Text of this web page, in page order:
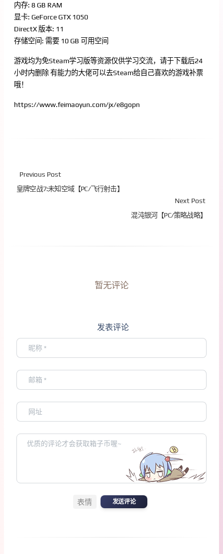
内存: 8 GB RAM
显卡: GeForce GTX 1050
DirectX 版本: 11
存储空间: 需要 10 GB 可用空间
游戏均为免Steam学习版等资源仅供学习交流，请于下载后24
小时内删除 有能力的大佬可以去Steam给自己喜欢的游戏补票
哦！
https://www.feimaoyun.com/jx/e8gopn
Previous Post
皇牌空战7:未知空域【PC/飞行射击】
Next Post
混沌银河【PC/策略战略】
暂无评论
发表评论
表情 发送评论